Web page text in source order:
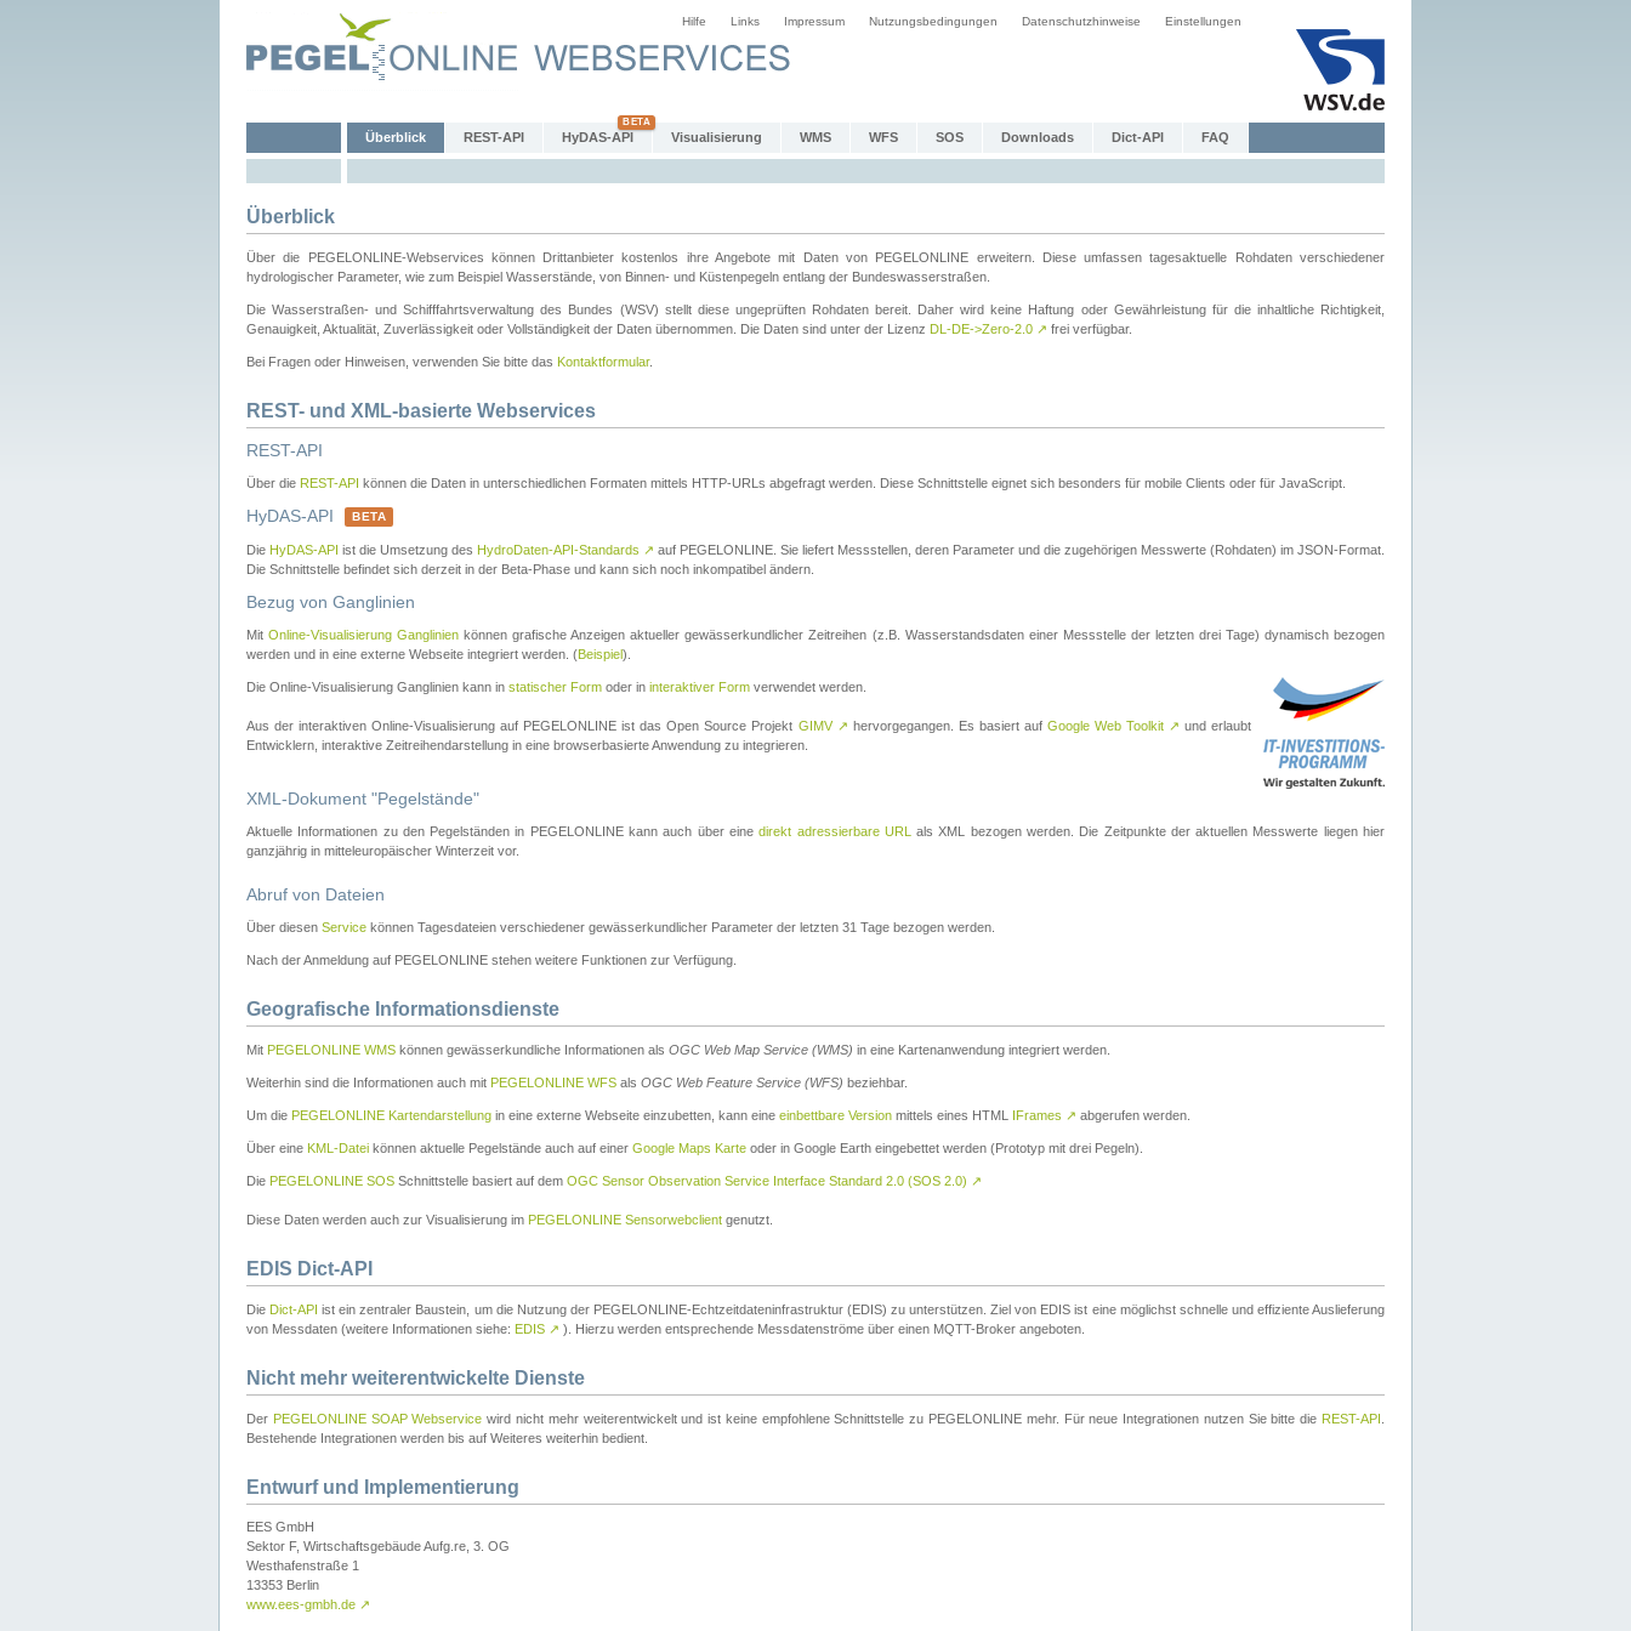
Hilfe Links Impressum Nutzungsbedingungen Datenschutzhinweise Einstellungen
Überblick REST-API HyDAS-API Visualisierung WMS WFS SOS Downloads Dict-API FAQ
Überblick
Über die PEGELONLINE-Webservices können Drittanbieter kostenlos ihre Angebote mit Daten von PEGELONLINE erweitern. Diese umfassen tagesaktuelle Rohdaten verschiedener
hydrologischer Parameter, wie zum Beispiel Wasserstände, von Binnen- und Küstenpegeln entlang der Bundeswasserstraßen.
Die Wasserstraßen- und Schifffahrtsverwaltung des Bundes (WSV) stellt diese ungeprüften Rohdaten bereit. Daher wird keine Haftung oder Gewährleistung für die inhaltliche Richtigkeit,
Genauigkeit, Aktualität, Zuverlässigkeit oder Vollständigkeit der Daten übernommen. Die Daten sind unter der Lizenz DL-DE->Zero-2.0 ↗ frei verfügbar.
Bei Fragen oder Hinweisen, verwenden Sie bitte das Kontaktformular.
REST- und XML-basierte Webservices
REST-API
Über die REST-API können die Daten in unterschiedlichen Formaten mittels HTTP-URLs abgefragt werden. Diese Schnittstelle eignet sich besonders für mobile Clients oder für JavaScript.
HyDAS-API BETA
Die HyDAS-API ist die Umsetzung des HydroDaten-API-Standards ↗ auf PEGELONLINE. Sie liefert Messstellen, deren Parameter und die zugehörigen Messwerte (Rohdaten) im JSON-Format.
Die Schnittstelle befindet sich derzeit in der Beta-Phase und kann sich noch inkompatibel ändern.
Bezug von Ganglinien
MitOnline-Visualisierung Ganglinien können grafische Anzeigen aktueller gewässerkundlicher Zeitreihen (z.B. Wasserstandsdaten einer Messstelle der letzten drei Tage) dynamisch bezogen
werden und in eine externe Webseite integriert werden. (Beispiel).
Die Online-Visualisierung Ganglinien kann in statischer Form oder in interaktiver Form verwendet werden.
Aus der interaktiven Online-Visualisierung auf PEGELONLINE ist das Open Source Projekt GIMV ↗ hervorgegangen. Es basiert auf Google Web Toolkit ↗ und erlaubt
Entwicklern, interaktive Zeitreihendarstellung in eine browserbasierte Anwendung zu integrieren.
XML-Dokument "Pegelstände"
Aktuelle Informationen zu den Pegelständen in PEGELONLINE kann auch über einedirekt adressierbare URL
als XML bezogen werden. Die Zeitpunkte der aktuellen Messwerte liegen hier
ganzjährig in mitteleuropäischer Winterzeit vor.
Abruf von Dateien
Über diesen Service können Tagesdateien verschiedener gewässerkundlicher Parameter der letzten 31 Tage bezogen werden.
Nach der Anmeldung auf PEGELONLINE stehen weitere Funktionen zur Verfügung.
Geografische Informationsdienste
Mit PEGELONLINE WMS können gewässerkundliche Informationen als OGC Web Map Service (WMS) in eine Kartenanwendung integriert werden.
Weiterhin sind die Informationen auch mit PEGELONLINE WFS als OGC Web Feature Service (WFS) beziehbar.
Um die PEGELONLINE Kartendarstellung in eine externe Webseite einzubetten, kann eine einbettbare Version mittels eines HTML IFrames ↗ abgerufen werden.
Über eine KML-Datei können aktuelle Pegelstände auch auf einer Google Maps Karte oder in Google Earth eingebettet werden (Prototyp mit drei Pegeln).
Die PEGELONLINE SOS Schnittstelle basiert auf dem OGC Sensor Observation Service Interface Standard 2.0 (SOS 2.0) ↗
Diese Daten werden auch zur Visualisierung im PEGELONLINE Sensorwebclient genutzt.
EDIS Dict-API
Die Dict-API ist ein zentraler Baustein, um die Nutzung der PEGELONLINE-Echtzeitdateninfrastruktur (EDIS) zu unterstützen. Ziel von EDIS ist eine möglichst schnelle und effiziente Auslieferung
von Messdaten (weitere Informationen siehe: EDIS ↗ ). Hierzu werden entsprechende Messdatenströme über einen MQTT-Broker angeboten.
Nicht mehr weiterentwickelte Dienste
Der PEGELONLINE SOAP Webservice wird nicht mehr weiterentwickelt und ist keine empfohlene Schnittstelle zu PEGELONLINE mehr. Für neue Integrationen nutzen Sie bitte die REST-API
Bestehende Integrationen werden bis auf Weiteres weiterhin bedient.
Entwurf und Implementierung
EES GmbH
Sektor F, Wirtschaftsgebäude Aufg.re, 3. OG
Westhafenstraße 1
13353 Berlin
www.ees-gmbh.de ↗